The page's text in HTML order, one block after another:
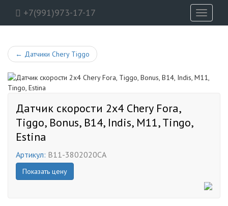
+7(991)973-17-17
Toggle
← Датчики Chery Tiggo
Датчик скорости 2x4 Chery Fora,
Tiggo, Bonus, B14, Indis, M11, Tingo,
Estina
Артикул: B11-3802020CA
Показать цену